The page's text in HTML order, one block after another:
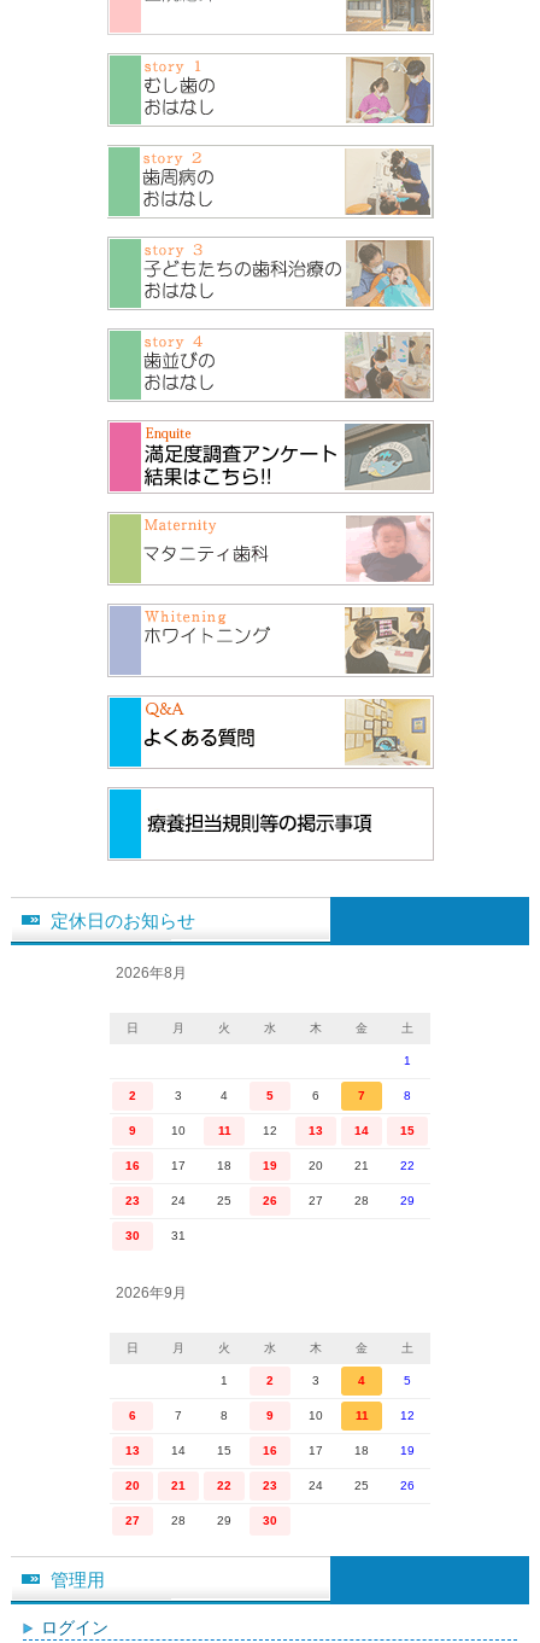
定休日のお知らせ
2026年8月
日 月 火 水 木 金 土
1
2 3 4 5 6 7 8
9 10 11 12 13 14 15
16 17 18 19 20 21 22
23 24 25 26 27 28 29
30 31
2026年9月
日 月 火 水 木 金 土
1 2 3 4 5
6 7 8 9 10 11 12
13 14 15 16 17 18 19
20 21 22 23 24 25 26
27 28 29 30
管理用
ログイン